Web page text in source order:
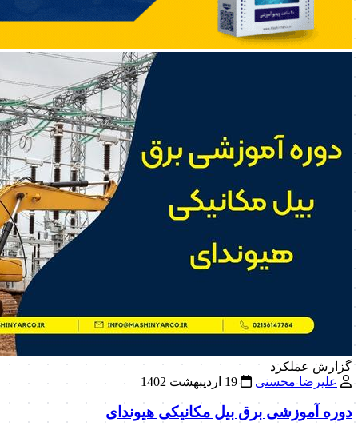
گزارش عملکرد
علیرضا محسنی
19 اردیبهشت 1402
دوره آموزشی برق بیل مکانیکی هیوندای